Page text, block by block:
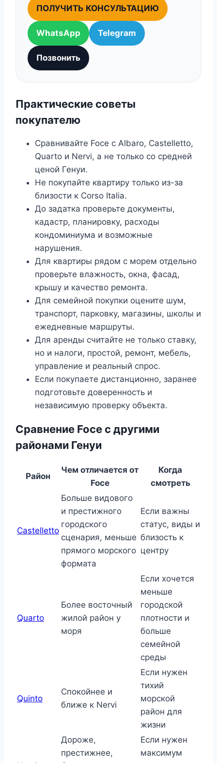
ПОЛУЧИТЬ КОНСУЛЬТАЦИЮ
WhatsApp Telegram
Позвонить
Практические советы
покупателю
Сравнивайте Foce с Albaro, Castelletto,
Quarto и Nervi, а не только со средней
ценой Генуи.
Не покупайте квартиру только из-за
близости к Corso Italia.
До задатка проверьте документы,
кадастр, планировку, расходы
кондоминиума и возможные
нарушения.
Для квартиры рядом с морем отдельно
проверьте влажность, окна, фасад,
крышу и качество ремонта.
Для семейной покупки оцените шум,
транспорт, парковку, магазины, школы и
ежедневные маршруты.
Для аренды считайте не только ставку,
но и налоги, простой, ремонт, мебель,
управление и реальный спрос.
Если покупаете дистанционно, заранее
подготовьте доверенность и
независимую проверку объекта.
Сравнение Foce с другими
районами Генуи
Район
Чем отличается от
Foce
Когда
смотреть
Castelletto
Больше видового
и престижного
городского
сценария, меньше
прямого морского
формата
Если важны
статус, виды и
близость к
центру
Quarto
Более восточный
жилой район у
моря
Если хочется
меньше
городской
плотности и
больше
семейной
среды
Quinto
Спокойнее и
ближе к Nervi
Если нужен
тихий
морской
район для
жизни
Дороже,
престижнее,
Если нужен
максимум